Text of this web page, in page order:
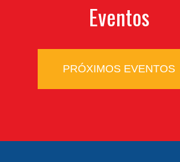
Eventos
PRÓXIMOS EVENTOS